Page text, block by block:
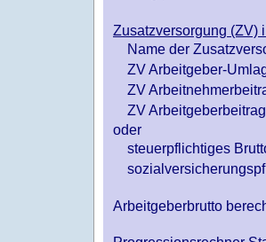
Zusatzversorgung (ZV)
Name der
ZV Arbeitgeber-
ZV
ZV
oder
steuerpflichtiges
Arbeitgeberbrutto